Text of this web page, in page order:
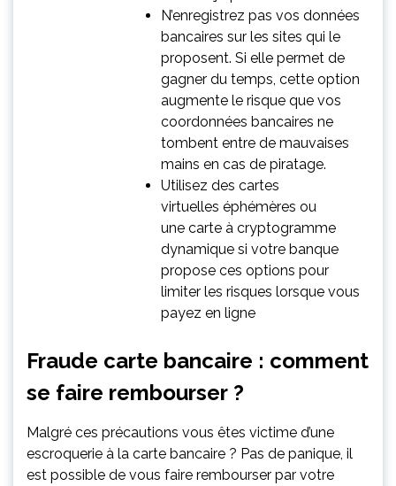
N’enregistrez pas vos données
bancaires sur les sites qui le
proposent. Si elle permet de
gagner du temps, cette option
augmente le risque que vos
coordonnées bancaires ne
tombent entre de mauvaises
mains en cas de piratage.
Utilisez des cartes
virtuelles éphémères ou
une carte à cryptogramme
dynamique si votre banque
propose ces options pour
limiter les risques lorsque vous
payez en ligne
Fraude carte bancaire : comment
se faire rembourser ?
Malgré ces précautions vous êtes victime d’une
escroquerie à la carte bancaire ? Pas de panique, il
est possible de vous faire rembourser par votre